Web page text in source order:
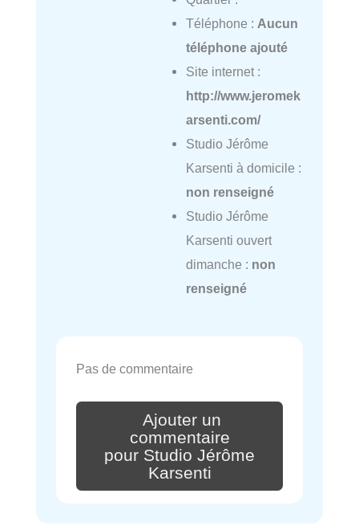
Téléphone : Aucun
téléphone ajouté
Site internet :
http://www.jeromek
arsenti.com/
Studio Jérôme
Karsenti à domicile :
non renseigné
Studio Jérôme
Karsenti ouvert
dimanche : non
renseigné
Pas de commentaire
Ajouter un
commentaire
pour Studio Jérôme
Karsenti